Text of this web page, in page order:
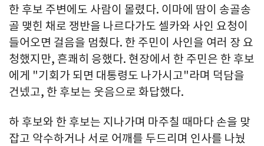
한 후보 주변에도 사람이 몰렸다. 이마에 땀이 송골송
골 맺힌 채로 쟁반을 나르다가도 셀카와 사인 요청이
들어오면 걸음을 멈췄다. 한 주민이 사인을 여러 장 요
청했지만, 흔쾌히 응했다. 현장에서 한 주민은 한 후보
에게 "기회가 되면 대통령도 나가시고"라며 덕담을
건넸고, 한 후보는 웃음으로 화답했다.
하 후보와 한 후보는 지나가며 마주칠 때마다 손을 맞
잡고 악수하거나 서로 어깨를 두드리며 인사를 나눴